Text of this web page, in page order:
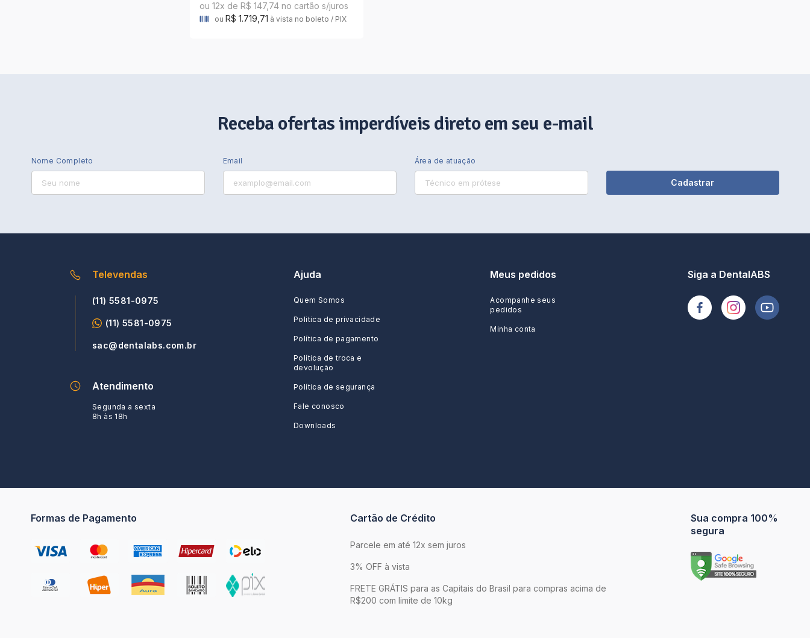
ou 12x de R$ 147,74 no cartão s/juros
ou R$ 1.719,71 à vista no boleto / PIX
Receba ofertas imperdíveis direto em seu e-mail
Nome Completo Email Área de atuação
Cadastrar
Televendas
(11) 5581-0975
(11) 5581-0975
sac@dentalabs.com.br
Atendimento
Segunda a sexta
8h às 18h
Ajuda
Quem Somos
Politica de privacidade
Política de pagamento
Política de troca e
devolução
Política de segurança
Fale conosco
Downloads
Meus pedidos
Acompanhe seus
pedidos
Minha conta
Siga a DentalABS
Formas de Pagamento Cartão de Crédito
Parcele em até 12x sem juros
3% OFF à vista
FRETE GRÁTIS para as Capitais do Brasil para compras acima de
R$200 com limite de 10kg
Sua compra 100%
segura